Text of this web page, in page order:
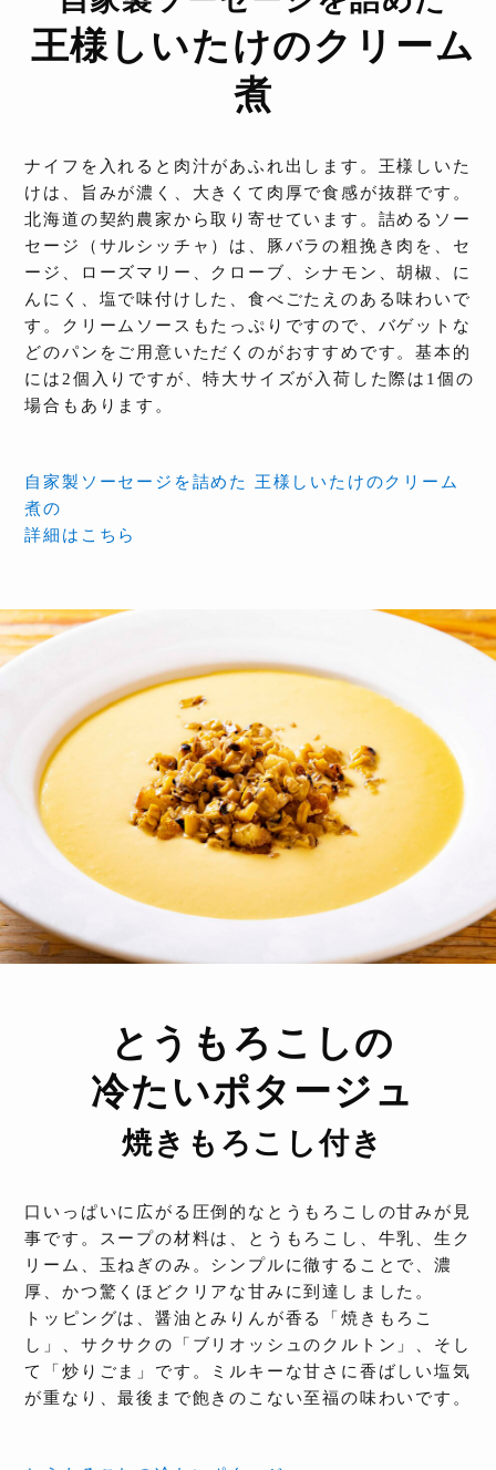
王様しいたけのクリーム
煮
ナイフを入れると肉汁があふれ出します。王様しいた
けは、旨みが濃く、大きくて肉厚で食感が抜群です。
北海道の契約農家から取り寄せています。詰めるソー
セージ（サルシッチャ）は、豚バラの粗挽き肉を、セ
ージ、ローズマリー、クローブ、シナモン、胡椒、に
んにく、塩で味付けした、食べごたえのある味わいで
す。クリームソースもたっぷりですので、バゲットな
どのパンをご用意いただくのがおすすめです。基本的
には2個入りですが、特大サイズが入荷した際は1個の
場合もあります。
自家製ソーセージを詰めた 王様しいたけのクリーム
煮の
詳細はこちら
とうもろこしの
冷たいポタージュ
焼きもろこし付き
口いっぱいに広がる圧倒的なとうもろこしの甘みが見
事です。スープの材料は、とうもろこし、牛乳、生ク
リーム、玉ねぎのみ。シンプルに徹することで、濃
厚、かつ驚くほどクリアな甘みに到達しました。
トッピングは、醤油とみりんが香る「焼きもろこ
し」、サクサクの「ブリオッシュのクルトン」、そし
て「炒りごま」です。ミルキーな甘さに香ばしい塩気
が重なり、最後まで飽きのこない至福の味わいです。